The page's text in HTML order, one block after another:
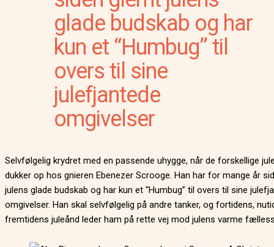
glade budskab og har
kun et “Humbug” til
overs til sine
julefjantede
omgivelser
Selvfølgelig krydret med en passende uhygge, når de forskellige
dukker op hos gnieren Ebenezer Scrooge. Han har for mange år
julens glade budskab og har kun et “Humbug” til overs til sine
omgivelser. Han skal selvfølgelig på andre tanker, og fortidens,
fremtidens juleånd leder ham på rette vej mod julens varme